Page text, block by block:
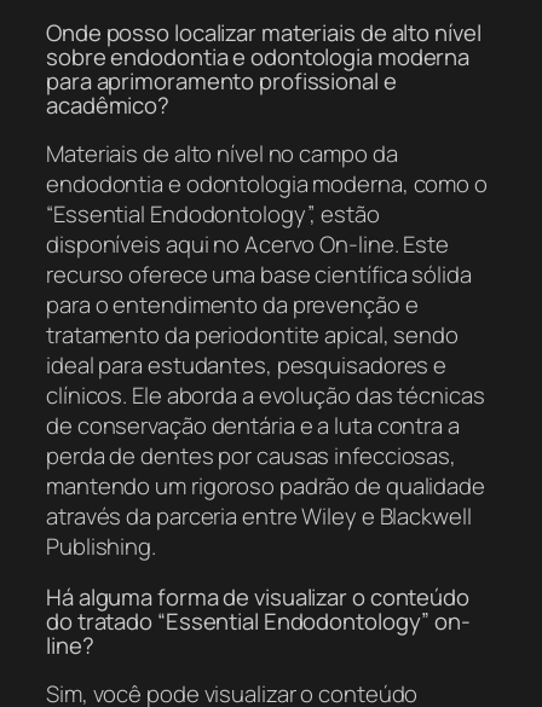
Onde posso localizar materiais de alto nível
sobre endodontia e odontologia moderna
para aprimoramento profissional e
acadêmico?
Materiais de alto nível no campo da
endodontia e odontologia moderna, como o
“Essential Endodontology”, estão
disponíveis aqui no Acervo On-line. Este
recurso oferece uma base científica sólida
para o entendimento da prevenção e
tratamento da periodontite apical, sendo
ideal para estudantes, pesquisadores e
clínicos. Ele aborda a evolução das técnicas
de conservação dentária e a luta contra a
perda de dentes por causas infecciosas,
mantendo um rigoroso padrão de qualidade
através da parceria entre Wiley e Blackwell
Publishing.
Há alguma forma de visualizar o conteúdo
do tratado “Essential Endodontology” on-
line?
Sim, você pode visualizar o conteúdo